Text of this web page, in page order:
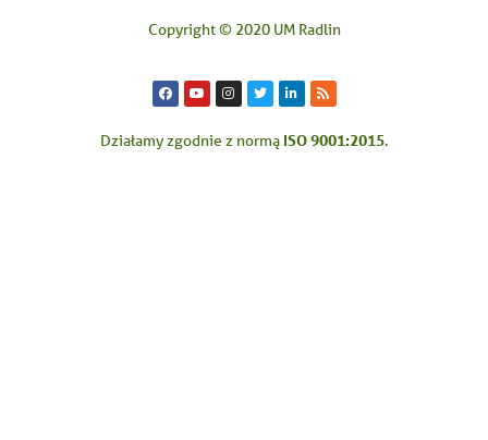
Copyright © 2020 UM Radlin
Działamy zgodnie z normą ISO 9001:2015.